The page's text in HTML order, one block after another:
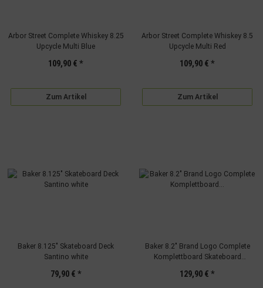
Arbor Street Complete Whiskey 8.25
Upcycle Multi Blue
109,90 € *
Zum Artikel
Arbor Street Complete Whiskey 8.5
Upcycle Multi Red
109,90 € *
Zum Artikel
Baker 8.125" Skateboard Deck
Santino white
79,90 € *
Baker 8.2" Brand Logo Complete
Komplettboard Skateboard
129,90 € *